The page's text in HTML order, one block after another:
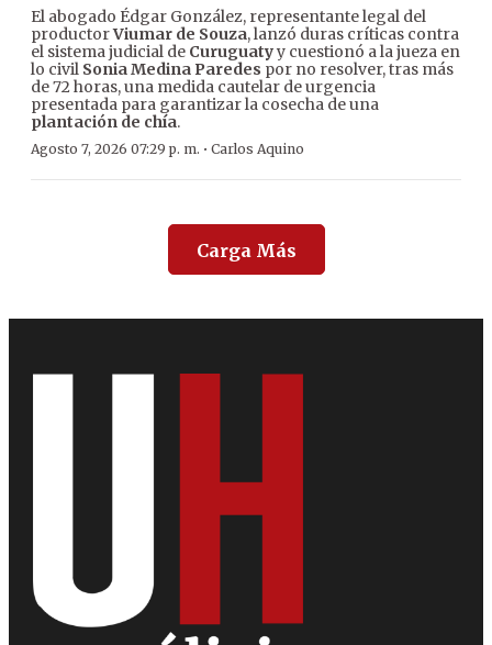
El abogado Édgar González, representante legal del
productorViumar de Souza, lanzó duras críticas contra
el sistema judicial de Curuguatyy cuestionó a la jueza en
lo civil Sonia Medina Paredes por no resolver, tras más
de 72 horas, una medida cautelar de urgencia
presentada para garantizar la cosecha de una
plantación de chía.
Agosto 7, 2026 07:29 p. m. · Carlos Aquino
Carga Más